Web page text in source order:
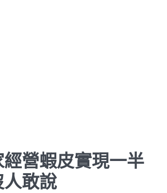
營蝦皮實現一半
敢說